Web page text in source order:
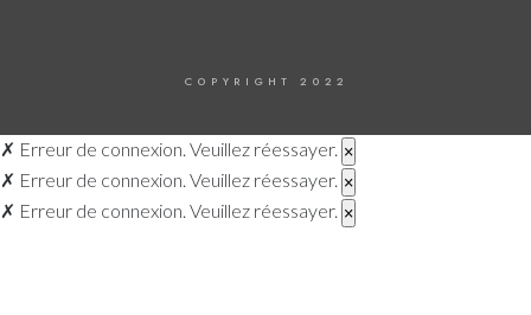
COPYRIGHT 2022
✗ Erreur de connexion. Veuillez réessayer. ×
✗ Erreur de connexion. Veuillez réessayer. ×
✗ Erreur de connexion. Veuillez réessayer. ×